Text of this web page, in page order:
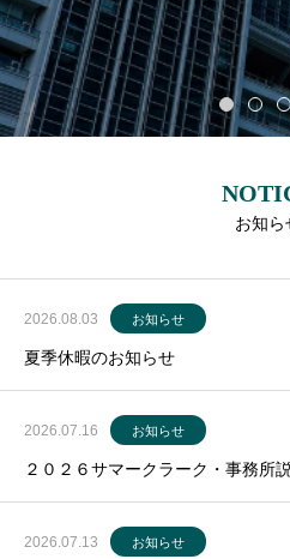
お知ら
2026.08.03 お知らせ
夏季休暇のお知らせ
2026.07.16 お知らせ
２０２６サマークラーク・事務所
2026.07.13 お知らせ